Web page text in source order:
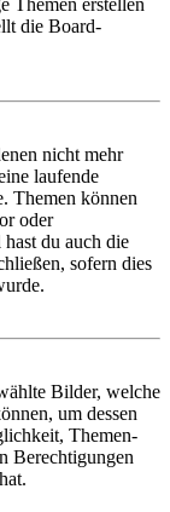
die Board-
nicht mehr
laufende
Themen können
oder
du auch die
sofern dies
Bilder, welche
um dessen
Themen-
Berechtigungen